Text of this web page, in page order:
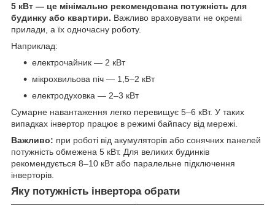
5 кВт — це мінімально рекомендована потужність для
будинку або квартири. Важливо враховувати не окремі
прилади, а їх одночасну роботу.
Наприклад:
електрочайник — 2 кВт
мікрохвильова піч — 1,5–2 кВт
електродуховка — 2–3 кВт
Сумарне навантаження легко перевищує 5–6 кВт. У таких
випадках інвертор працює в режимі байпасу від мережі.
Важливо: при роботі від акумуляторів або сонячних панелей
потужність обмежена 5 кВт. Для великих будинків
рекомендується 8–10 кВт або паралельне підключення
інверторів.
Яку потужність інвертора обрати